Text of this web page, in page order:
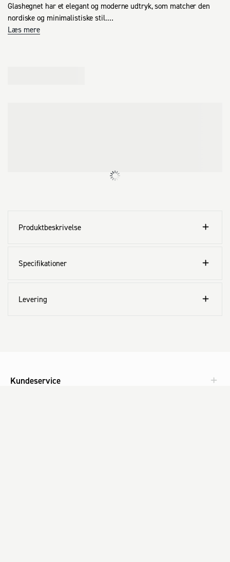
Glashegnet har et elegant og moderne udtryk, som matcher den
nordiske og minimalistiske stil.
Det bevarer udsigt, lys og atmosfære og skaber samtidig læ.
Læs mere
Produktbeskrivelse
Specifikationer
Levering
Kundeservice